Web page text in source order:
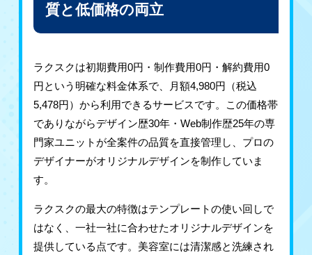
質と低価格の両立
ラクスクは初期費用0円・制作費用0円・解約費用0
円という明確な料金体系で、月額4,980円（税込
5,478円）から利用できるサービスです。この価格帯
でありながらデザイン歴30年・Web制作歴25年の専
門家ユニットが全案件の品質を直接管理し、プロの
デザイナーがオリジナルデザインを制作していま
す。
ラクスクの最大の特徴はテンプレートの使い回しで
はなく、一社一社に合わせたオリジナルデザインを
提供している点です。美容室には清潔感と洗練され